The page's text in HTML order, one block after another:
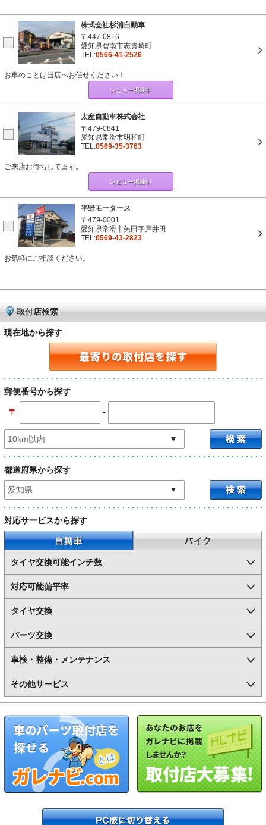
株式会社杉浦自動車
〒447-0816
愛知県碧南市志貴崎町
TEL:0566-41-2526
お車のことは当店へお任せください！
レビュー掲載中
太産自動車株式会社
〒479-0841
愛知県常滑市明和町
TEL:0569-35-3763
ご来店お待ちしてます。
レビュー掲載中
平野モータース
〒479-0001
愛知県常滑市矢田字戸井田
TEL:0569-43-2823
お気軽にご相談ください。
取付店検索
現在地から探す
郵便番号から探す
〒 -
都道府県から探す
対応サービスから探す
自動車
タイヤ交換可能インチ数
対応可能偏平率
タイヤ交換
パーツ交換
車検・整備・メンテナンス
その他サービス